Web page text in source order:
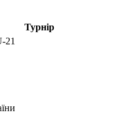
Турнір
21